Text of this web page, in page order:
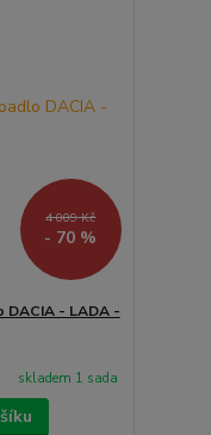
4 009 Kč
- 70 %
DACIA - LADA -
skladem 1 sada